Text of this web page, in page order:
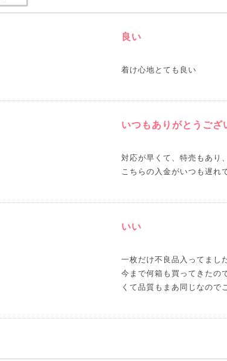
良い
着け心地とても良い
いつもありがとうござ
対応が早くて、特売もあり
こちらの入金がいつも遅れ
いい
一枚だけ不良品入ってまし
今まで何箱も買ってきたの
くて品質もまあ同じなので